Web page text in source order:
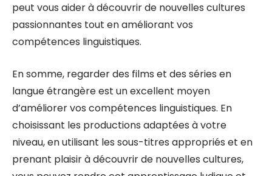
peut vous aider à découvrir de nouvelles cultures
passionnantes tout en améliorant vos
compétences linguistiques.
En somme, regarder des films et des séries en
langue étrangère est un excellent moyen
d’améliorer vos compétences linguistiques. En
choisissant les productions adaptées à votre
niveau, en utilisant les sous-titres appropriés et en
prenant plaisir à découvrir de nouvelles cultures,